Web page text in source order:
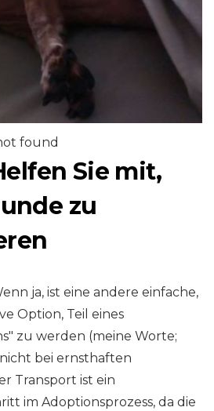
found
Sie mit,
zu
ja, ist eine andere einfache,
Option, Teil eines
zu werden (meine Worte;
bei ernsthaften
Transport ist ein
im Adoptionsprozess, da die